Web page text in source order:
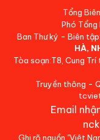
Tổng
Phó Tổng
Ban Thư ký - Biên tập:
HÀ,
Tòa soạn:T8, Cung Trí
Truyền thông -
Email
Ghi rõ nguồn "Việt